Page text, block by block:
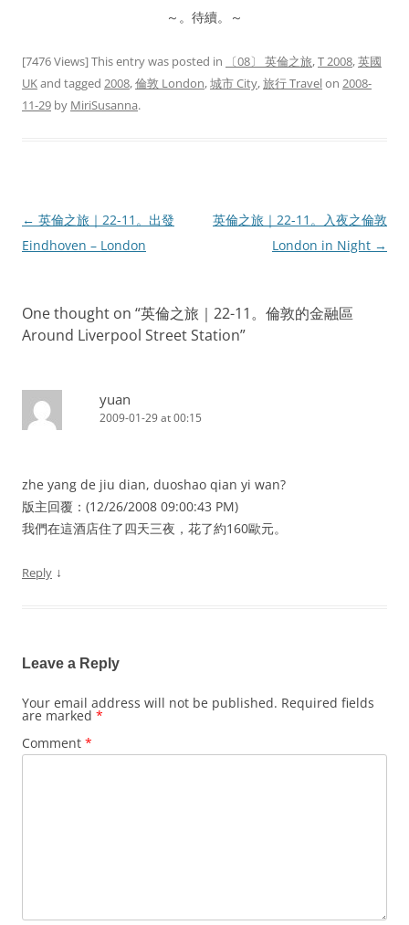
～。待續。～
[7476 Views] This entry was posted in 〔08〕 英倫之旅,T 2008,英國
UKand tagged 2008,倫敦 London,城市 City,旅行 Travelon 2008-
11-29 by MiriSusanna.
Post
navigation
← 英倫之旅｜22-11。出發
Eindhoven – London
英倫之旅｜22-11。入夜之倫敦
London in Night →
One thought on “英倫之旅｜22-11。倫敦的金融區
Around Liverpool Street Station”
yuan
2009-01-29 at 00:15
zhe yang de jiu dian, duoshao qian yi wan?
版主回覆：(12/26/2008 09:00:43 PM)
我們在這酒店住了四天三夜，花了約160歐元。
Reply ↓
Leave a Reply
Your email address will not be published. Required fields
are marked *
Comment *